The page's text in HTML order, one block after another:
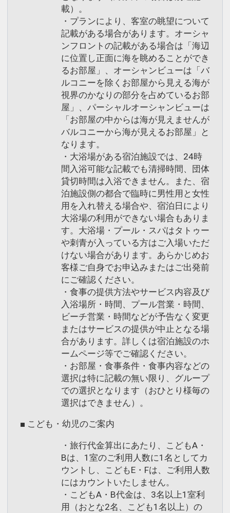
載）。
・プランにより、客室の眺望について
記載がある場合があります。オーシャ
ンフロントの記載がある場合は「海辺
に位置し正面に海を眺めることができ
るお部屋」、オーシャンビューは「バ
ルコニーを除くお部屋から見える海が
視界のかなりの部分を占めているお部
屋」、パーシャルオーシャンビューは
「お部屋の中からは海が見えませんが
バルコニーから海が見えるお部屋」と
なります。
・大浴場がある宿泊施設では、24時
間入浴可能な記載でも清掃時間、団体
貸切時間は入浴できません。また、宿
泊施設側の都合で臨時に男性用と女性
用を入れ替える場合や、宿泊日により
大浴場の利用ができない場合もありま
す。大浴場・プール・スパはタトゥー
や刺青が入っている方はご入場いただ
けない場合があります。あらかじめお
客様ご自身でお申込みまたはご出発前
にご確認ください。
・食事の提供方法やサービス内容及び
入浴場所・時間、プール営業・時間、
ビーチ営業・時間などが予告なく変更
またはサービスの提供が中止となる場
合があります。詳しくは宿泊施設のホ
ームページ等でご確認ください。
・お部屋・食事条件・食事内容などの
選択は特に記載の無い限り、グループ
での選択となります（おひとり様毎の
選択はできません）。
■ こども・幼児のご案内
・旅行代金算出にあたり、こどもA・
Bは、1室のご利用人数に1名としてカ
ウントし、こどもE・Fは、ご利用人数
にはカウントいたしません。
・こどもA・B代金は、3名以上1室利
用（おとな2名、こども1名以上）の